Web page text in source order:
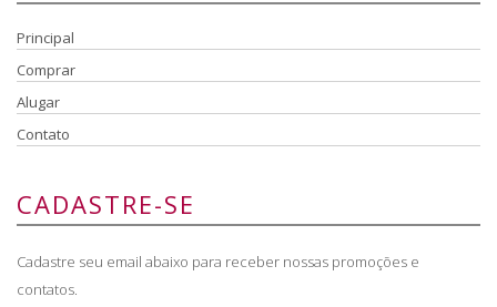
Principal
Comprar
Alugar
Contato
CADASTRE-SE
Cadastre seu email abaixo para receber nossas promoções e
contatos.